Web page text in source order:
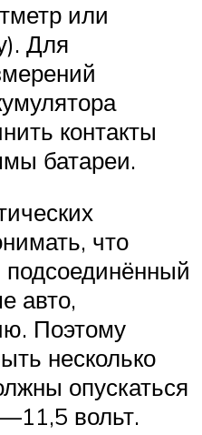
или
Для
контакты
батареи.
что
подсоединённый
авто,
Поэтому
несколько
опускаться
вольт.